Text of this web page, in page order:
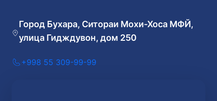
Город Бухара, Ситораи Мохи-Хоса МФЙ,
улица Гидждувон, дом 250
+998 55 309-99-99